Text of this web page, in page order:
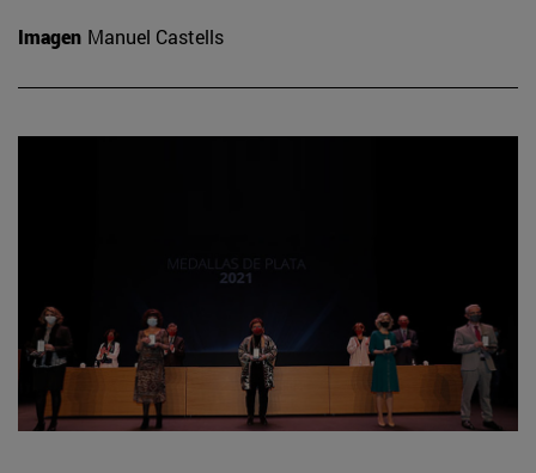
Imagen Manuel Castells